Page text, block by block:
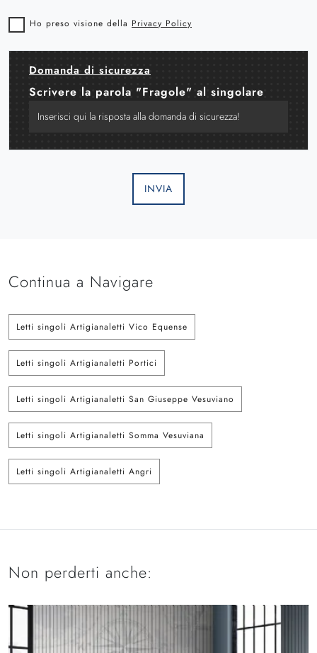
Ho preso visione della Privacy Policy
Domanda di sicurezza
Scrivere la parola "Fragole" al singolare
INVIA
Continua a Navigare
Letti singoli Artigianaletti Vico Equense
Letti singoli Artigianaletti Portici
Letti singoli Artigianaletti San Giuseppe Vesuviano
Letti singoli Artigianaletti Somma Vesuviana
Letti singoli Artigianaletti Angri
Non perderti anche: